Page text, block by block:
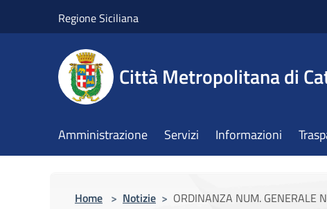
Regione Siciliana
Città Metropolitana di
Amministrazione Servizi Informazioni
Home > Notizie > ORDINANZA NUM.